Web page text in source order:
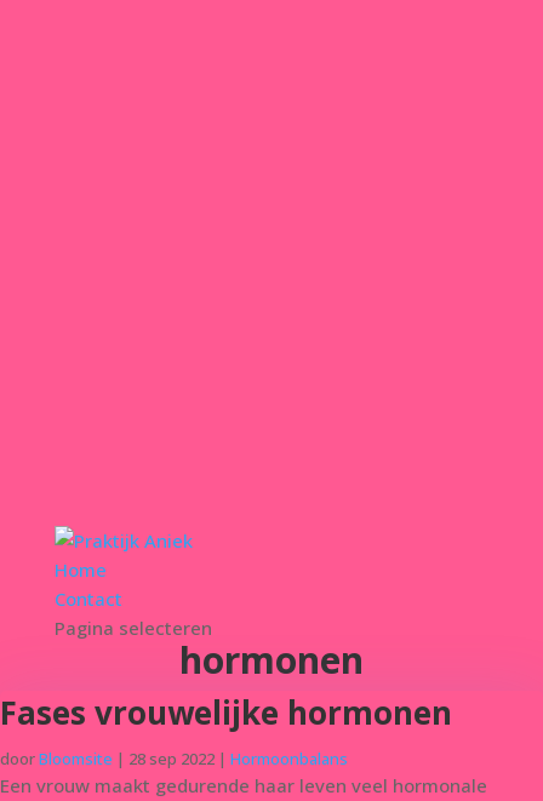
Home
Contact
Pagina selecteren
hormonen
Fases vrouwelijke hormonen
doorBloomsite | 28 sep 2022 | Hormoonbalans
Een vrouw maakt gedurende haar leven veel hormonale